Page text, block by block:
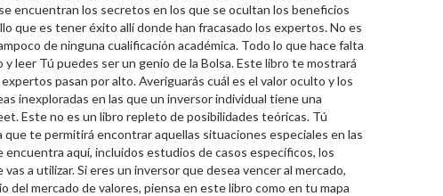
encuentran los secretos en los que se ocultan los beneficios
que es tener éxito allí donde han fracasado los expertos. No es
de ninguna cualificación académica. Todo lo que hace falta
leer Tú puedes ser un genio de la Bolsa. Este libro te mostrará
pasan por alto. Averiguarás cuál es el valor oculto y los
inexploradas en las que un inversor individual tiene una
Este no es un libro repleto de posibilidades teóricas. Tú
te permitirá encontrar aquellas situaciones especiales en las
aquí, incluidos estudios de casos específicos, los
a utilizar. Si eres un inversor que desea vencer al mercado,
del mercado de valores, piensa en este libro como en tu mapa